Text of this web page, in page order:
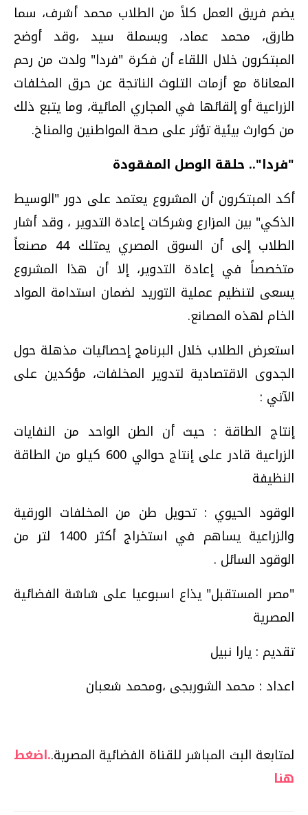
يضم فريق العمل كلاً من الطلاب محمد أشرف، سما
طارق، محمد عماد، وبسملة سيد ،وقد أوضح
المبتكرون خلال اللقاء أن فكرة "فردا" ولدت من رحم
المعاناة مع أزمات التلوث الناتجة عن حرق المخلفات
الزراعية أو إلقائها في المجاري المائية، وما يتبع ذلك
من كوارث بيئية تؤثر على صحة المواطنين والمناخ.
"فردا".. حلقة الوصل المفقودة
أكد المبتكرون أن المشروع يعتمد على دور "الوسيط
الذكي" بين المزارع وشركات إعادة التدوير ، وقد أشار
الطلاب إلى أن السوق المصري يمتلك 44 مصنعاً
متخصصاً في إعادة التدوير، إلا أن هذا المشروع
يسعى لتنظيم عملية التوريد لضمان استدامة المواد
الخام لهذه المصانع.
استعرض الطلاب خلال البرنامج إحصائيات مذهلة حول
الجدوى الاقتصادية لتدوير المخلفات، مؤكدين على
الآتي :
إنتاج الطاقة : حيث أن الطن الواحد من النفايات
الزراعية قادر على إنتاج حوالي 600 كيلو من الطاقة
النظيفة
الوقود الحيوي : تحويل طن من المخلفات الورقية
والزراعية يساهم في استخراج أكثر 1400 لتر من
الوقود السائل .
"مصر المستقبل" يذاع اسبوعيا على شاشة الفضائية
المصرية
تقديم : يارا نبيل
اعداد : محمد الشوربجى ،ومحمد شعبان
لمتابعة البث المباشر للقناة الفضائية المصرية..اضغط
هنا